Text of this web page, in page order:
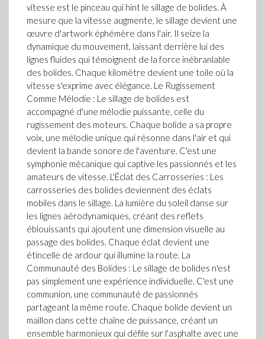
vitesse est le pinceau qui hint le sillage de bolides. À
mesure que la vitesse augmente, le sillage devient une
œuvre d'artwork éphémère dans l'air. Il seize la
dynamique du mouvement, laissant derrière lui des
lignes fluides qui témoignent de la force inébranlable
des bolides. Chaque kilomètre devient une toile où la
vitesse s'exprime avec élégance. Le Rugissement
Comme Mélodie : Le sillage de bolides est
accompagné d'une mélodie puissante, celle du
rugissement des moteurs. Chaque bolide a sa propre
voix, une mélodie unique qui résonne dans l'air et qui
devient la bande sonore de l'aventure. C'est une
symphonie mécanique qui captive les passionnés et les
amateurs de vitesse. L'Éclat des Carrosseries : Les
carrosseries des bolides deviennent des éclats
mobiles dans le sillage. La lumière du soleil danse sur
les lignes aérodynamiques, créant des reflets
éblouissants qui ajoutent une dimension visuelle au
passage des bolides. Chaque éclat devient une
étincelle de ardour qui illumine la route. La
Communauté des Bolides : Le sillage de bolides n'est
pas simplement une expérience individuelle. C'est une
communion, une communauté de passionnés
partageant la même route. Chaque bolide devient un
maillon dans cette chaîne de puissance, créant un
ensemble harmonieux qui défile sur l'asphalte avec une